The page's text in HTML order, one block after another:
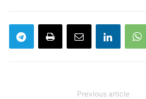
Previous article